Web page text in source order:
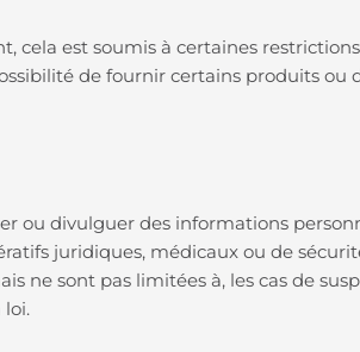
est soumis à certaines
de fournir certains produits ou
ou divulguer des informations
juridiques, médicaux ou de
ne sont pas limitées à, les cas de
loi.